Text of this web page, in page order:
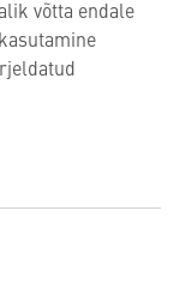
võtta endale